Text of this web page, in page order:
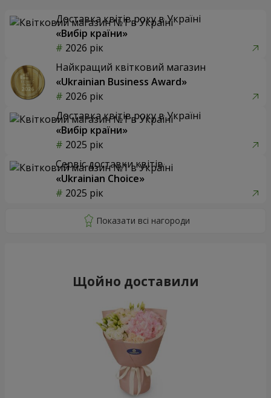
Доставка квітів року в Україні
«Вибір країни»
2026 рік
Найкращий квітковий магазин
«Ukrainian Business Award»
2026 рік
Доставка квітів року в Україні
«Вибір країни»
2025 рік
Сервіс доставки квітів
«Ukrainian Choice»
2025 рік
Щойно доставили